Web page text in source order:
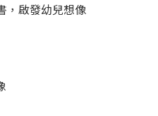
，啟發幼兒想像